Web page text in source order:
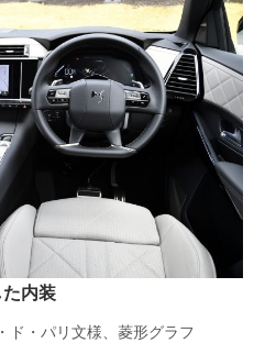
内装
ド・パリ文様、菱形グラフ